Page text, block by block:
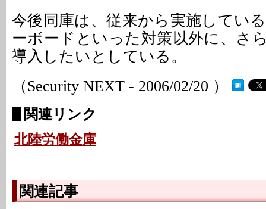
今後同庫は、従来から実施してい
ーボードといった対策以外に、さ
導入したいとしている。
（Security NEXT - 2006/02/20 ）
関連リンク
北陸労働金庫
関連記事